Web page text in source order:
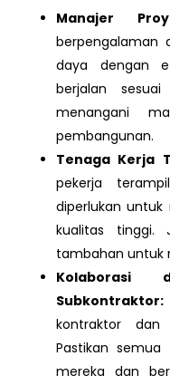
Manajer
berpengalaman
daya dengan
berjalan
menangani
pembangunan.
Tenaga Kerja
pekerja
diperlukan untuk
kualitas tinggi.
tambahan untuk
Kolaborasi
Subkontraktor:
kontraktor dan
Pastikan
mereka dan